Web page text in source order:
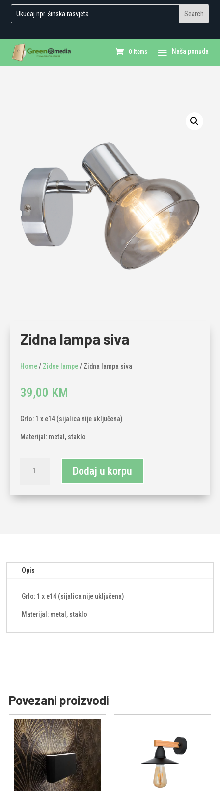
0 Items
Zidna lampa siva
Home/ Zidne lampe/ Zidna lampa siva
39,00 KM
Grlo: 1 x e14 (sijalica nije uključena)
Materijal: metal, staklo
lampa
količina
Dodaj u korpu
Opis
Grlo: 1 x e14 (sijalica nije uključena)
Materijal: metal, staklo
Povezani proizvodi